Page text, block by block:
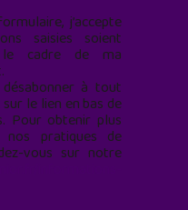
j’accepte
saisies soient
le cadre de ma
à tout
le lien en bas de
Pour obtenir plus
nos pratiques de
vous sur notre